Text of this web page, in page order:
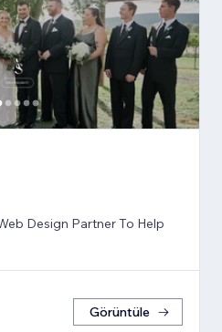
Design Partner To Help
Görüntüle